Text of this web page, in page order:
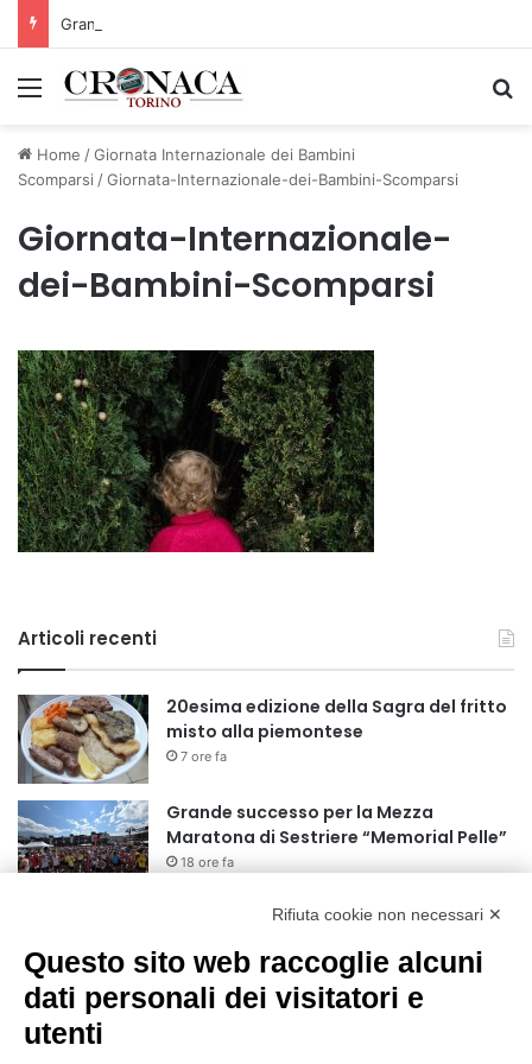
Menu
Home /Giornata Internazionale dei Bambini
Scomparsi /Giornata-Internazionale-dei-Bambini-Scomparsi
Giornata-Internazionale-
dei-Bambini-Scomparsi
Articoli recenti
20esima edizione della Sagra del fritto
misto alla piemontese
7 ore fa
Grande successo per la Mezza
Maratona di Sestriere “Memorial Pelle”
18 ore fa
Basket Torino: gli allenamenti Pre-
agosto
1 giorno fa
Rifiuta cookie non necessari ✕
Questo sito web raccoglie alcuni
dati personali dei visitatori e
utenti